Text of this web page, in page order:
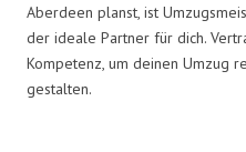
Aberdeen planst, ist
der ideale Partner für dich.
Kompetenz, um deinen Umzug
gestalten.